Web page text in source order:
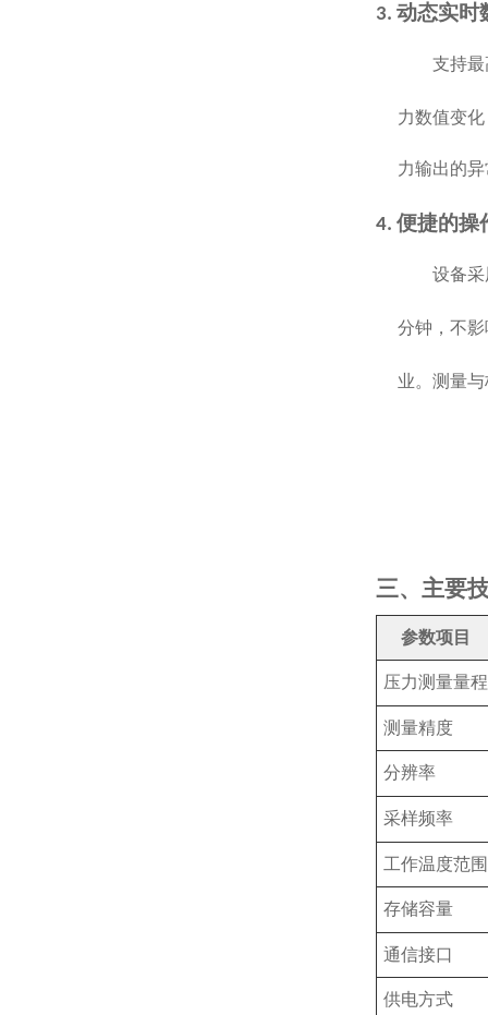
3. 动态实时
支持最
力数值变
力输出的
4. 便捷的操
设备
分钟，不
业。测量
三、主要
参数项目
压力测量量程
测量精度
分辨率
采样频率
工作温度范围
存储容量
通信接口
供电方式